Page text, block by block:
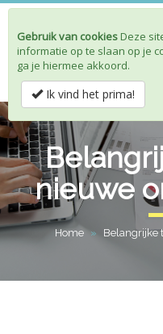
nieuwe
Home » Belangrijke
Gebruik van cookiesDeze
informatie op te slaan op je
ga je hiermee akkoord.
Ik vind het prima!